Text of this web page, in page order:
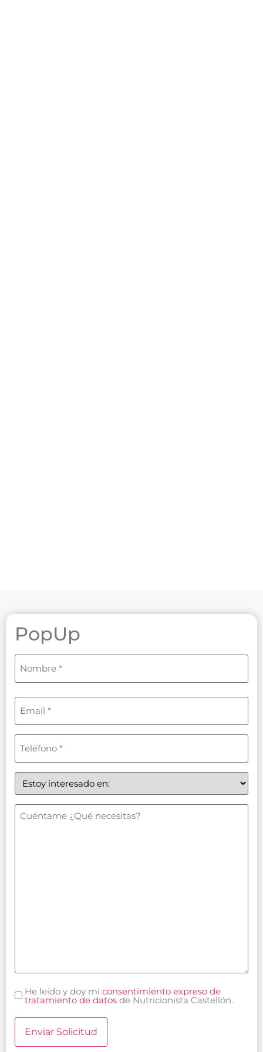
PopUp
Email
(Obligatorio)
Teléfono
(Obligatorio)
Estoy
interesado
en:
(Obligatorio)
Cuéntame
¿Qué
Consentimiento
He leído y doy mi consentimiento expreso de
tratamiento de datos de Nutricionista Castellón.